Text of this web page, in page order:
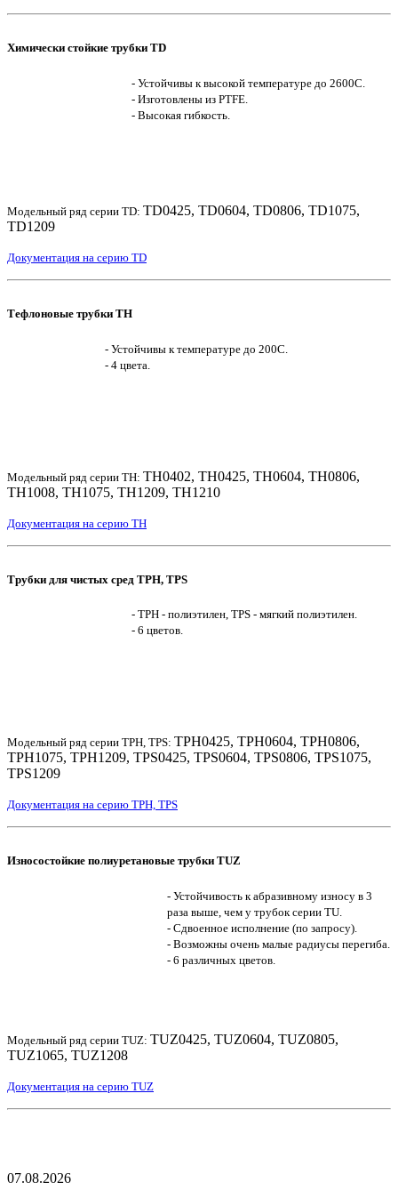
Химически стойкие трубки TD
- Устойчивы к высокой температуре до 2600С.
- Изготовлены из PTFE.
- Высокая гибкость.
Модельный ряд серии TD: TD0425, TD0604, TD0806, TD1075,
TD1209
Документация на серию TD
Тефлоновые трубки TH
- Устойчивы к температуре до 200С.
- 4 цвета.
Модельный ряд серии TH: TH0402, TH0425, TH0604, TH0806,
TH1008, TH1075, TH1209, TH1210
Документация на серию TH
Трубки для чистых сред TPH, TPS
- TPH - полиэтилен, TPS - мягкий полиэтилен.
- 6 цветов.
Модельный ряд серии TPH, TPS: TPH0425, TPH0604, TPH0806,
TPH1075, TPH1209, TPS0425, TPS0604, TPS0806, TPS1075,
TPS1209
Документация на серию TPH, TPS
Износостойкие полиуретановые трубки TUZ
- Устойчивость к абразивному износу в 3
раза выше, чем у трубок серии TU.
- Сдвоенное исполнение (по запросу).
- Возможны очень малые радиусы перегиба.
- 6 различных цветов.
Модельный ряд серии TUZ: TUZ0425, TUZ0604, TUZ0805,
TUZ1065, TUZ1208
Документация на серию TUZ
07.08.2026